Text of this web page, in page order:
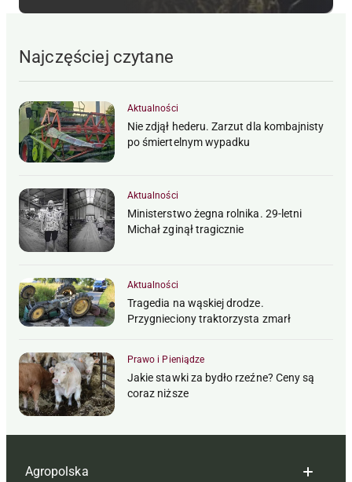
Najczęściej czytane
Aktualności
Nie zdjął hederu. Zarzut dla kombajnisty
po śmiertelnym wypadku
Aktualności
Ministerstwo żegna rolnika. 29-letni
Michał zginął tragicznie
Aktualności
Tragedia na wąskiej drodze.
Przygnieciony traktorzysta zmarł
Prawo i Pieniądze
Jakie stawki za bydło rzeźne? Ceny są
coraz niższe
Agropolska